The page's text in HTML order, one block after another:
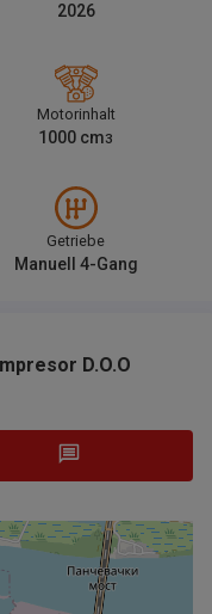
2026
Motorinhalt
1000 cm3
Getriebe
Manuell 4-Gang
D.o.o